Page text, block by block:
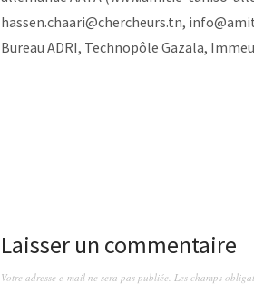
hassen.chaari@chercheurs.tn,
Bureau ADRI, Technopôle Gazala,
Laisser un commentaire
Votre adresse e-mail ne sera pas publiée. Les champs